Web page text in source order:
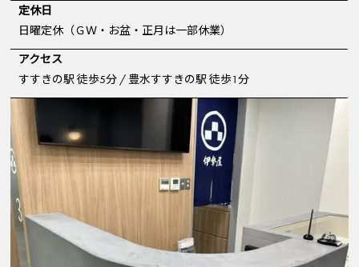
定休日
日曜定休（ＧＷ・お盆・正月は一部休業）
アクセス
すすきの駅 徒歩5分 / 豊水すすきの駅 徒歩1分